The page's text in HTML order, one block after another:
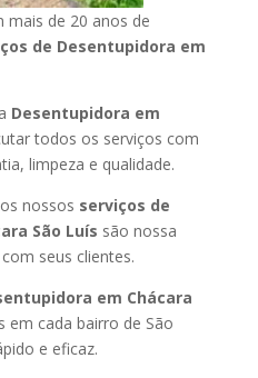
mais de 20 anos de
de Desentupidora em
Desentupidora em
todos os serviços com
limpeza e qualidade.
nossos serviços de
São Luís são nossa
seus clientes.
em Chácara
em cada bairro de São
e eficaz.